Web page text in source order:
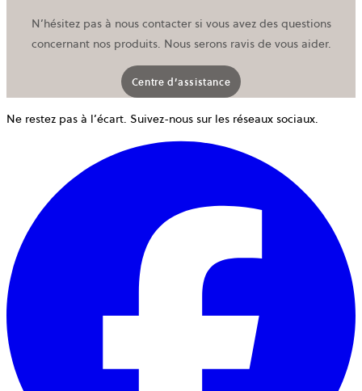
N’hésitez pas à nous contacter si vous avez des questions
concernant nos produits. Nous serons ravis de vous aider.
Centre d’assistance
Ne restez pas à l’écart. Suivez-nous sur les réseaux sociaux.